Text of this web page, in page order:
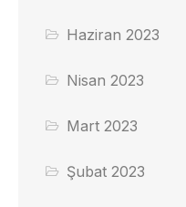
Haziran 2023
Nisan 2023
Mart 2023
Şubat 2023